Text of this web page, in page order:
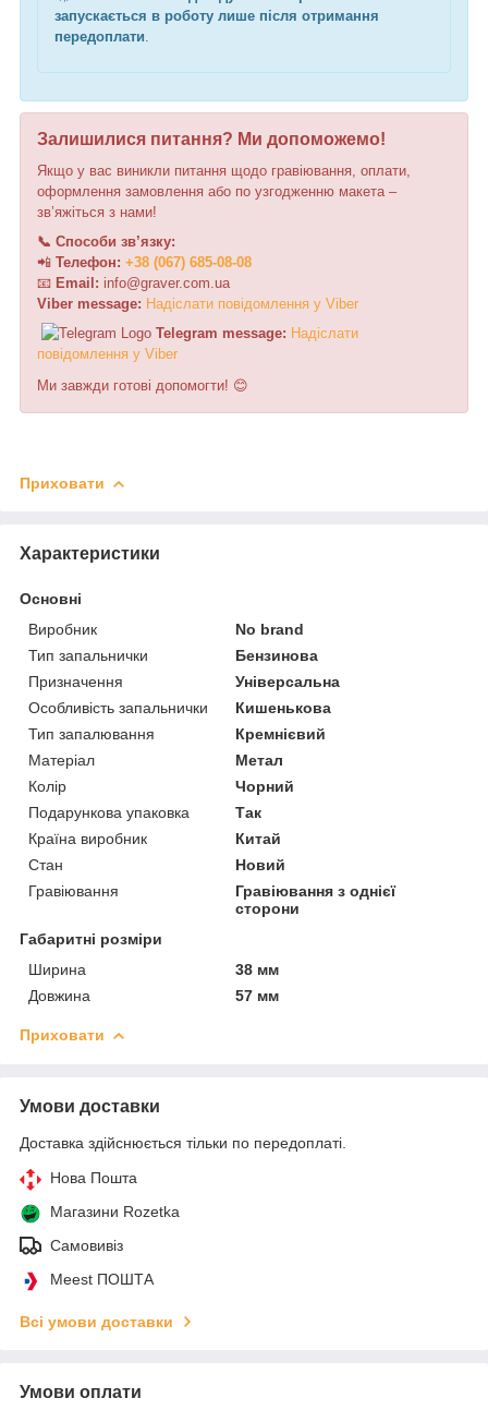
запускається в роботу лише після отримання
передоплати
Залишилися питання? Ми допоможемо!
Якщо у вас виникли питання щодо гравіювання, оплати,
оформлення замовлення або по узгодженню макета –
зв’яжіться з нами!
📞 Способи зв’язку:
📲 Телефон: +38 (067) 685-08-08
📧 Email: info@graver. com.ua
Viber message: Надіслати повідомлення у Vi ber
Telegram message: Надіслати
повідомлення у Vi ber
Ми завжди готові допомогти! 😊
Приховати
Характеристики
Основні
Виробник
No brand
Тип запальнички
Бензинова
Призначення
Універсальна
Особливість запальнички
Кишенькова
Тип запалювання
Кремнієвий
Матеріал
Метал
Колір
Чорний
Подарункова упаковка
Так
Країна виробник
Китай
Стан
Новий
Гравіювання
Гравіювання з однієї
сторони
Габаритні розміри
Ширина
38 мм
Довжина
57 мм
Приховати
Умови доставки
Доставка здійснюється тільки по передоплаті.
Нова Пошта
Магазини Rozetka
Самовивіз
Meest ПОШТА
Всі умови доставки
Умови оплати